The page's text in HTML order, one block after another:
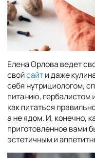
Елена Орлова ведет
свойсайти даже
себя нутрициологом,
питанию, гербалистом
как питаться
а не ядом. И, конечно,
приготовленное вами
эстетичным и